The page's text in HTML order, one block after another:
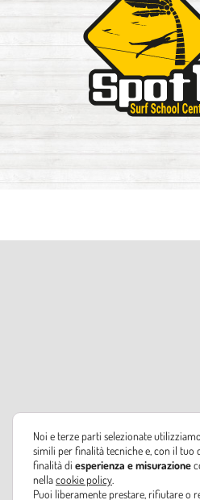
Noi e terze parti selezionate
simili per finalità tecniche e, con il tuo
finalità di esperienza e misurazione
nellacookie policy
Puoi liberamente prestare, rifiutare o